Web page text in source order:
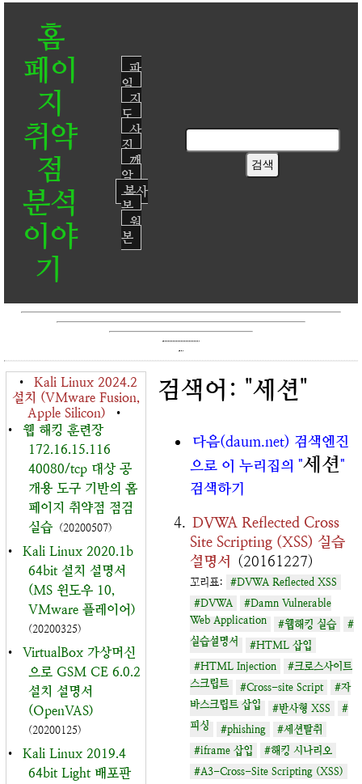
홈
페이
지
취약
점
분석
이야
기
파
일
지
도
사
진
깨
알
복사
본
원
본
•
Kali Linux 2024.2
설치 (VMware Fusion,
Apple Silicon)
•
•
웹 해킹 훈련장
172.16.15.116
40080/tcp 대상 공
개용 도구 기반의 홈
페이지 취약점 점검
실습 (20200507)
•
Kali Linux 2020.1b
64bit 설치 설명서
(MS 윈도우 10,
VMware 플레이어)
(20200325)
•
VirtualBox 가상머신
으로 GSM CE 6.0.2
설치 설명서
(OpenVAS)
(20200125)
•
Kali Linux 2019.4
64bit Light 배포판
검색어: "세션"
다음(daum.net) 검색엔진
으로 이 누리집의 "세션"
검색하기
DVWA Reflected Cross
Site Scripting (XSS) 실습
설명서 (20161227)
꼬리표:
#DVWA Reflected XSS
#DVWA
#Damn Vulnerable
Web Application #웹해킹 실습 #
실습설명서
#HTML 삽입
#HTML Injection
#크로스사이트
스크립트 #Cross-site Script #자
바스크립트 삽입 #반사형 XSS #
피싱 #phishing
#세션탈취
#iframe 삽입
#해킹 시나리오
#A3-Cross-Site Scripting (XSS)